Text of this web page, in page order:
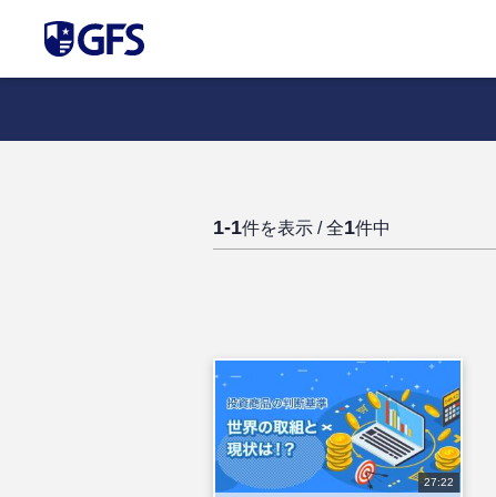
1-1件を表示 / 全1件中
27:22